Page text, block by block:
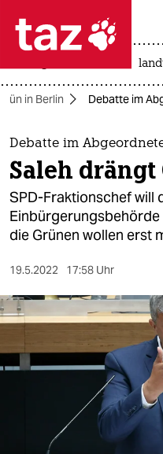
 taz
taz zahl
themen
politik
öko
sport
berlin
wahrheit
in Berlin Debatte im
Debatte im
Saleh drängt
SPD-Fraktionschef will
die Grünen wollen erst
19.5.2022 17:58 Uhr